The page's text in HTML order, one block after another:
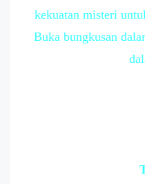
kekuatan misteri
Buka bungkusan